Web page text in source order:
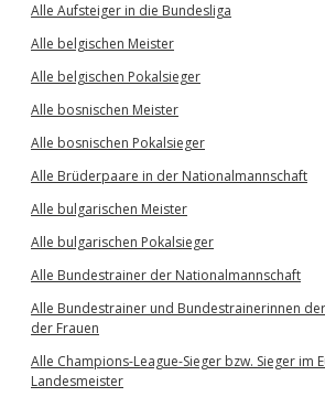
Alle Aufsteiger in die Bundesliga
Alle belgischen Meister
Alle belgischen Pokalsieger
Alle bosnischen Meister
Alle bosnischen Pokalsieger
Alle Brüderpaare in der Nationalmannschaft
Alle bulgarischen Meister
Alle bulgarischen Pokalsieger
Alle Bundestrainer der Nationalmannschaft
Alle Bundestrainer und Bundestrainerinnen
der Frauen
Alle Champions-League-Sieger bzw. Sieger im
Landesmeister